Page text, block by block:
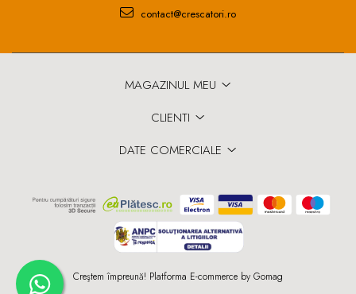
contact@crescatori.ro
MAGAZINUL MEU
CLIENTI
DATE COMERCIALE
Creştem împreună! Platforma E-commerce by Gomag